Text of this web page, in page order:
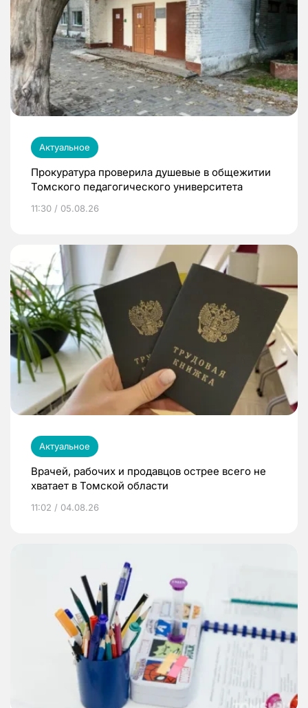
Актуальное
Прокуратура проверила душевые в общежитии
Томского педагогического университета
11:30 / 05.08.26
Актуальное
Врачей, рабочих и продавцов острее всего не
хватает в Томской области
11:02 / 04.08.26